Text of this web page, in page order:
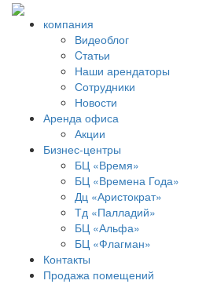
компания
Видеоблог
Cтатьи
Наши арендаторы
Сотрудники
Новости
Аренда офиса
Акции
Бизнес-центры
БЦ «Время»
БЦ «Времена Года»
Дц «Аристократ»
Тд «Палладий»
БЦ «Альфа»
БЦ «Флагман»
Контакты
Продажа помещений